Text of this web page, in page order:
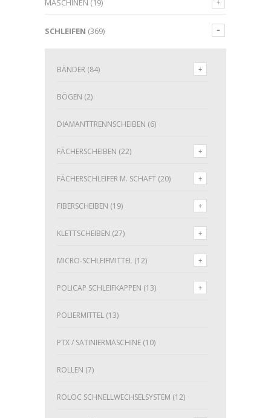
MASCHINEN (19)
SCHLEIFEN (369)
BÄNDER (84)
BÖGEN (2)
DIAMANTTRENNSCHEIBEN (6)
FÄCHERSCHEIBEN (22)
FÄCHERSCHLEIFER M. SCHAFT (20)
FIBERSCHEIBEN (19)
KLETTSCHEIBEN (27)
MICRO-SCHLEIFMITTEL (12)
POLICAP SCHLEIFKAPPEN (13)
POLIERMITTEL (13)
PTX / SATINIERMASCHINE (10)
ROLLEN (7)
ROLOC SCHNELLWECHSELSYSTEM (12)